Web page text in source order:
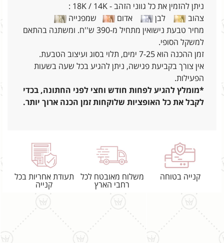
ניתן להזמין את כל גווני הזהב - 18K / 14K :
צהוב
לבן אדום
שמפנייה
מחיר טבעת נישואין מתחיל מ-390 ש''ח. ומשתנה בהתאם
למשקל הסופי.
זמן ההכנה הוא 7-25 ימים, תלוי בסוג ועיצוב הטבעת.
אין צורך בקביעת פגישה, ניתן להגיע בכל שעה בשעות
הפעילות.
*מומלץ להגיע לפחות חודש וחצי לפני החתונה, בכדי
לקבל את כל האופציות שלוקחות זמן הכנה ארוך יותר.
קנייה בטוחה
משלוח מאובטח לכל
רחבי הארץ
תעודת אחריות בכל
קנייה